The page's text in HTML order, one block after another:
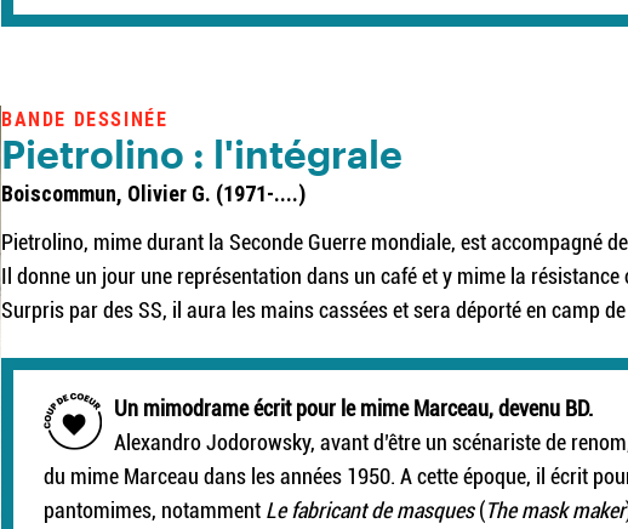
BANDE DESSINÉE
Pietrolino : l'intégrale
Boiscommun, Olivier G. (1971-....)
Pietrolino, mime durant la Seconde Guerre mondiale, est accompagné
Il donne un jour une représentation dans un café et y mime la
Surpris par des SS, il aura les mains cassées et sera déporté en camp
Un mimodrame écrit pour le mime Marceau, devenu BD.
Alexandro Jodorowsky, avant d’être un scénariste de
du mime Marceau dans les années 1950. A cette époque, il écrit
pantomimes, notamment Le fabricant de masques(The mask maker